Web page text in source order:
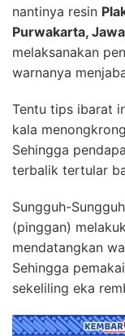
nantinya resin
Purwakarta,
melaksanakan
warnanya
Tentu tips ibarat
kala
Sehingga
terbalik tertular
Sungguh-
(pinggan)
mendatangkan
Sehingga
sekeliling eka